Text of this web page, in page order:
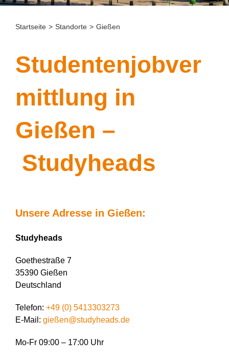
Startseite > Standorte > Gießen
Studentenjobver
mittlung in
Gießen –
Studyheads
Unsere Adresse in Gießen:
Studyheads
Goethestraße 7
35390 Gießen
Deutschland
Telefon: +49 (0) 5413303273
E-Mail: gießen@studyheads.de
Mo-Fr 09:00 – 17:00 Uhr